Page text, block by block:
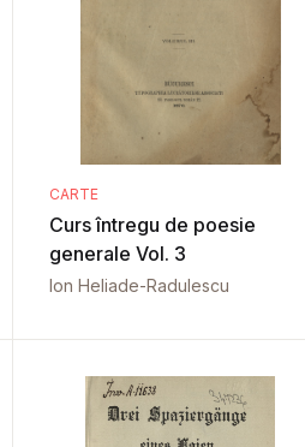
CARTE
Curs întregu de poesie
generale Vol. 3
Ion Heliade-Radulescu